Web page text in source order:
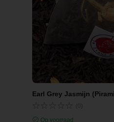
Op voorraad